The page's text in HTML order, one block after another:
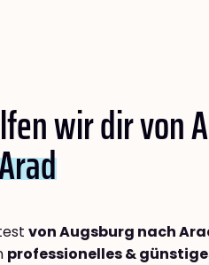
wir dir von
von Augsburg nach
professionelles &